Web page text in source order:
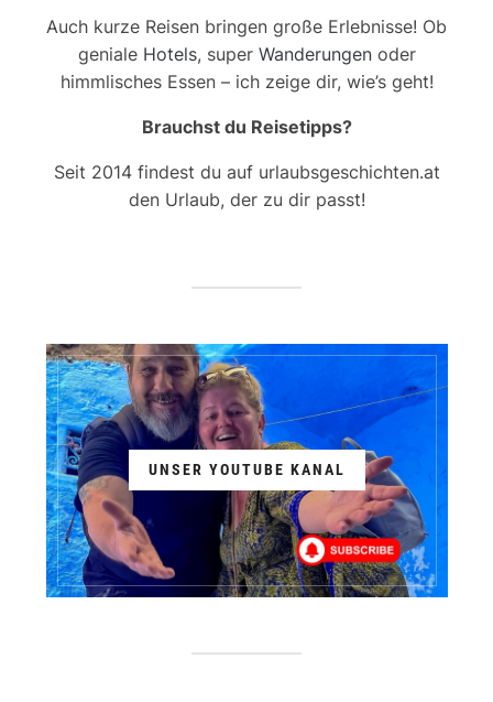
Auch kurze Reisen bringen große Erlebnisse! Ob
geniale Hotels, super Wanderungenoder
himmlisches Essen – ich zeige dir, wie’s geht!
Brauchst du Reisetipps?
Seit 2014 findest du auf urlaubsgeschichten.at
den Urlaub, der zu dir passt!
UNSER YOUTUBE KANAL